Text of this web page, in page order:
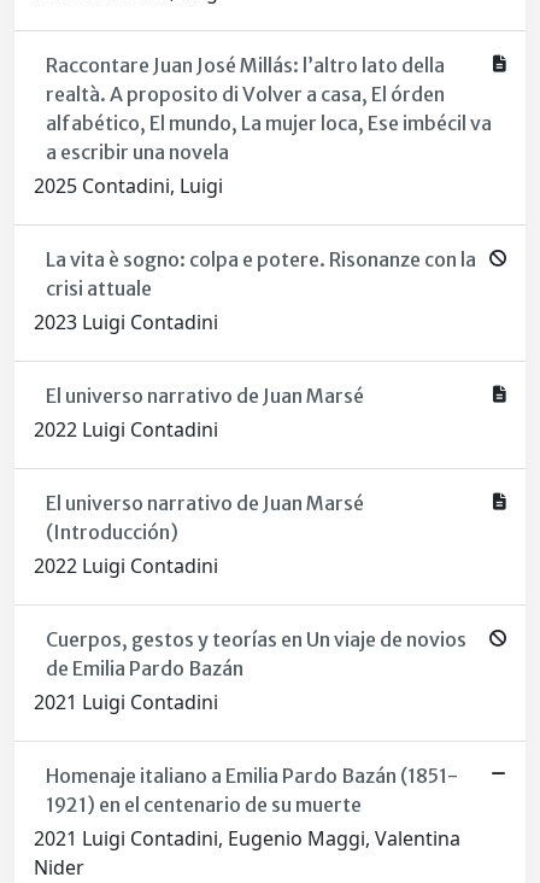
Raccontare Juan José Millás: l’altro lato della
realtà. A proposito di Volver a casa, El órden
alfabético, El mundo, La mujer loca, Ese imbécil va
a escribir una novela
2025 Contadini, Luigi
La vita è sogno: colpa e potere. Risonanze con la
crisi attuale
2023 Luigi Contadini
El universo narrativo de Juan Marsé
2022 Luigi Contadini
El universo narrativo de Juan Marsé
(Introducción)
2022 Luigi Contadini
Cuerpos, gestos y teorías en Un viaje de novios
de Emilia Pardo Bazán
2021 Luigi Contadini
Homenaje italiano a Emilia Pardo Bazán (1851-
1921) en el centenario de su muerte
2021 Luigi Contadini, Eugenio Maggi, Valentina
Nider